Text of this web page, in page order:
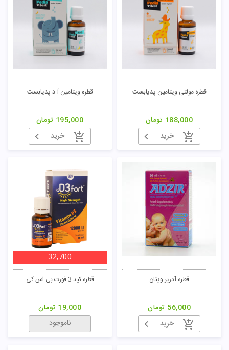
قطره مولتی ویتامین پدیابست
188,000 تومان
خرید
قطره ویتامین آ د پدیابست
195,000 تومان
خرید
قطره آدزیر ویتان
56,000 تومان
خرید
قطره کید 3 فورت بی اس کی
32,700
19,000 تومان
ناموجود